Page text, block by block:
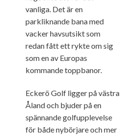
vanliga. Det är en
parkliknande bana med
vacker havsutsikt som
redan fått ett rykte om sig
som en av Europas
kommande toppbanor.
Eckerö Golf ligger på västra
Åland och bjuder på en
spännande golfupplevelse
för både nybörjare och mer